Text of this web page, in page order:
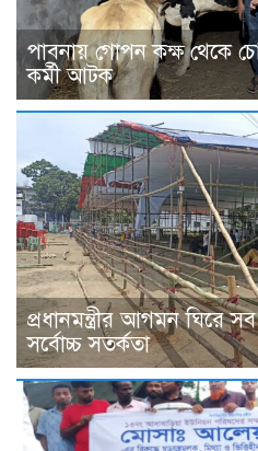
পাবনায় গোপন কক্ষ থেকে
কর্মী আটক
প্রধানমন্ত্রীর আগমন ঘিরে সব
সর্বোচ্চ সতর্কতা